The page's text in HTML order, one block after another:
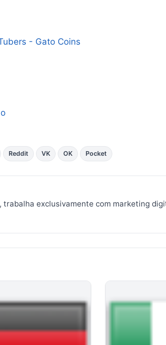
- Gato Coins
Reddit VK OK Pocket
exclusivamente com marketing